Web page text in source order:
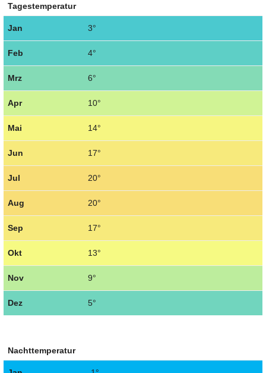
Tagestemperatur
Jan 3°
Feb 4°
Mrz 6°
Apr 10°
Mai 14°
Jun 17°
Jul 20°
Aug 20°
Sep 17°
Okt 13°
Nov 9°
Dez 5°
Nachttemperatur